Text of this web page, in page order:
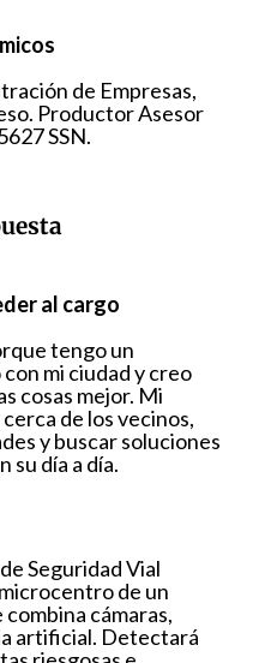
de Empresas,
Productor Asesor
SSN.
al cargo
tengo un
mi ciudad y creo
cosas mejor. Mi
de los vecinos,
y buscar soluciones
su día a día.
Seguridad Vial
de un
cámaras,
artificial. Detectará